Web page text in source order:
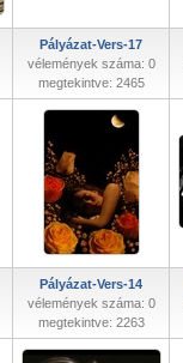
Pályázat-Vers-17
vélemények száma: 0
megtekintve: 2465
Pályázat-Vers-14
vélemények száma: 0
megtekintve: 2263